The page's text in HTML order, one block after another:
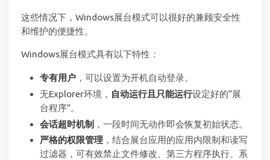
这些情况下，Windows展台模式可以很好的兼顾安全性
和维护的便捷性。
Windows展台模式具有以下特性：
专有用户，可以设置为开机自动登录。
无Explorer环境， 自动运行且只能运行设定好的“展
台程序”。
会话超时机制 ，一段时间无动作即会恢复初始状态。
严格的权限管理，结合展台应用的应用内限制和读写
过滤器，可有效禁止文件修改、第三方程序执行、系